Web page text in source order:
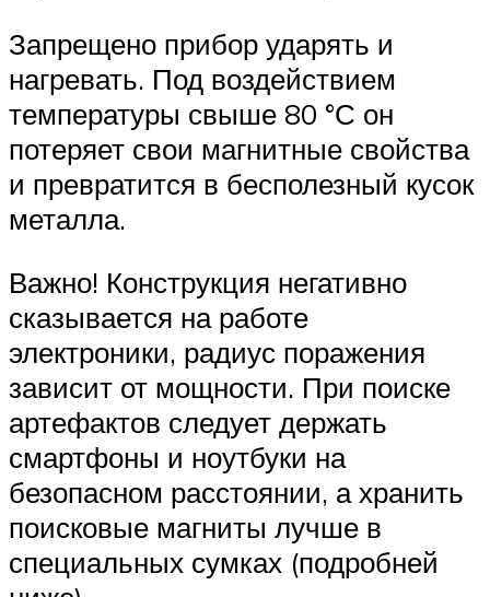
Запрещено прибор ударять и
нагревать. Под воздействием
температуры свыше 80 °С он
потеряет свои магнитные свойства
и превратится в бесполезный кусок
металла.
Важно! Конструкция негативно
сказывается на работе
электроники, радиус поражения
зависит от мощности. При поиске
артефактов следует держать
смартфоны и ноутбуки на
безопасном расстоянии, а хранить
поисковые магниты лучше в
специальных сумках (подробней